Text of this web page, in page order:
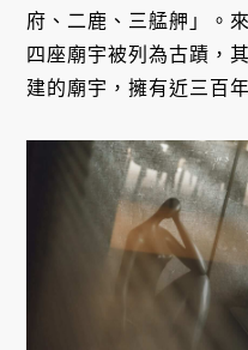
府、二鹿、三艋舺」。
四座廟宇被列為古蹟，
建的廟宇，擁有近三百